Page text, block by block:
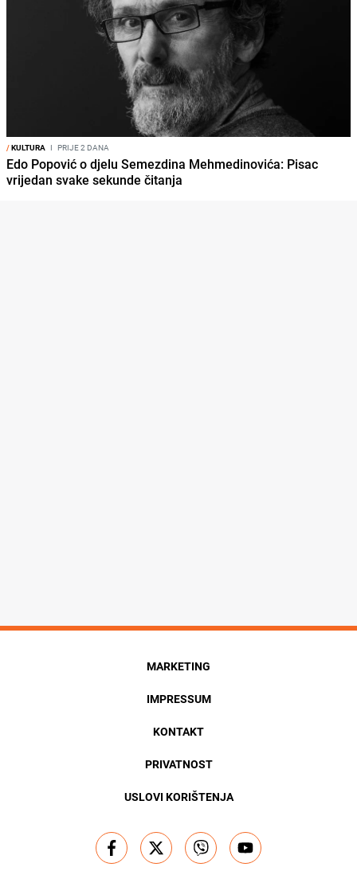
/KULTURA I PRIJE 2 DANA
Edo Popović o djelu Semezdina Mehmedinovića: Pisac
vrijedan svake sekunde čitanja
MARKETING
IMPRESSUM
KONTAKT
PRIVATNOST
USLOVI KORIŠTENJA